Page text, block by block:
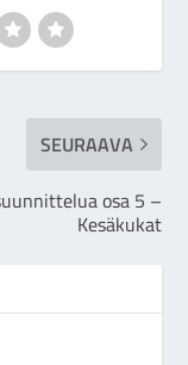
SEURAAVA
osa 5 –
Kesäkukat